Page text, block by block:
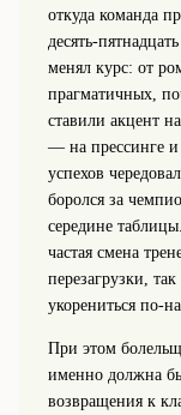
откуда команда
десять-
менял курс: от
прагматичных,
ставили акцент
— на прессинге
успехов
боролся за
середине
частая смена
перезагрузки,
укорениться
При этом
именно должна
возвращения к